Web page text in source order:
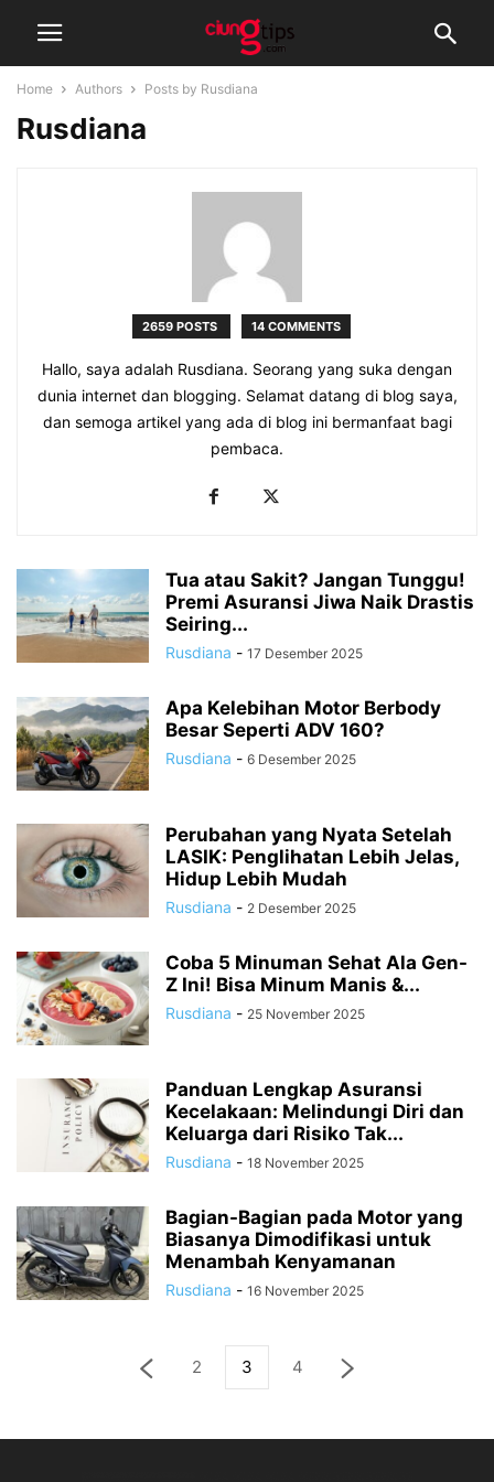
Home Authors Posts by Rusdiana
Rusdiana
2659 POSTS 14 COMMENTS
Hallo, saya adalah Rusdiana. Seorang yang suka dengan
dunia internet dan blogging. Selamat datang di blog saya,
dan semoga artikel yang ada di blog ini bermanfaat bagi
pembaca.
Tua atau Sakit? Jangan Tunggu!
Premi Asuransi Jiwa Naik Drastis
Seiring...
Rusdiana - 17 Desember 2025
Apa Kelebihan Motor Berbody
Besar Seperti ADV 160?
Rusdiana - 6 Desember 2025
Perubahan yang Nyata Setelah
LASIK: Penglihatan Lebih Jelas,
Hidup Lebih Mudah
Rusdiana - 2 Desember 2025
Coba 5 Minuman Sehat Ala Gen-
Z Ini! Bisa Minum Manis &...
Rusdiana - 25 November 2025
Panduan Lengkap Asuransi
Kecelakaan: Melindungi Diri dan
Keluarga dari Risiko Tak...
Rusdiana - 18 November 2025
Bagian-Bagian pada Motor yang
Biasanya Dimodifikasi untuk
Menambah Kenyamanan
Rusdiana - 16 November 2025
2 3 4